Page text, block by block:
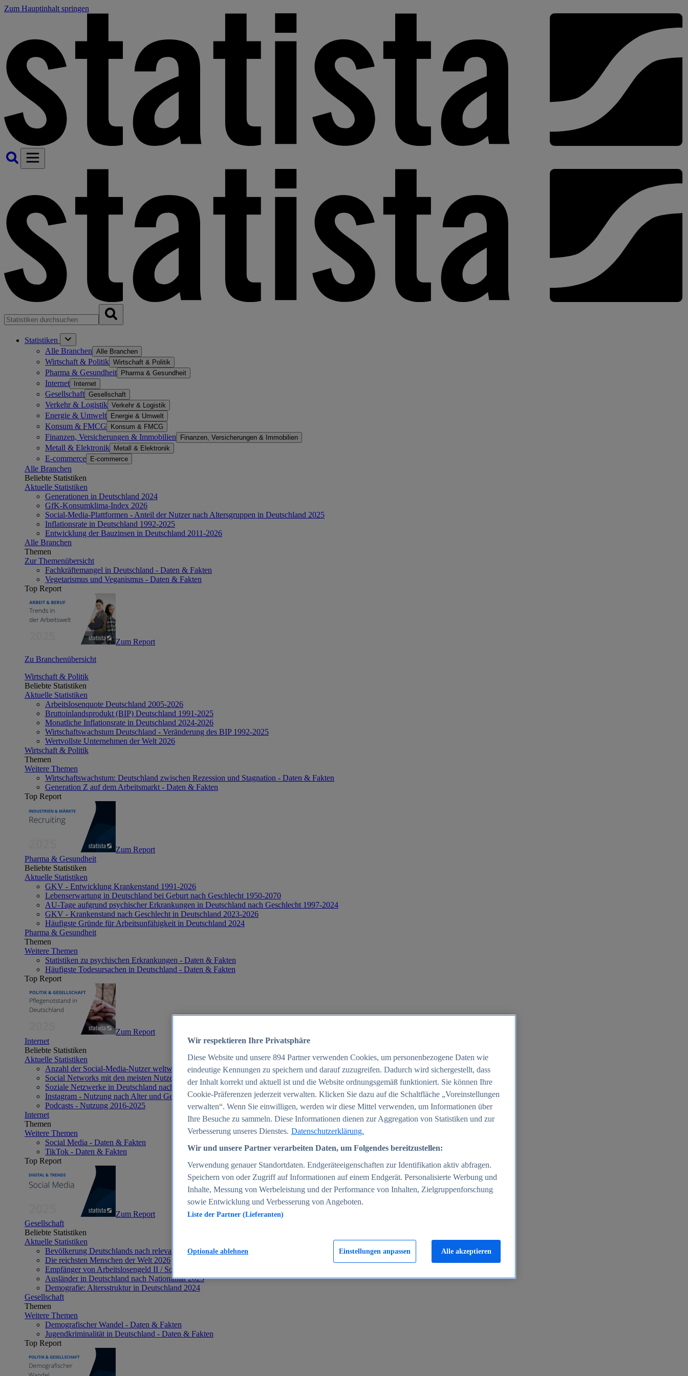
Zum Hauptinhalt springen
Statistiken
Alle Branchen Alle Branchen
Wirtschaft & Politik Wirtschaft & Politik
Pharma & Gesundheit Pharma & Gesundheit
Internet Internet
Gesellschaft Gesellschaft
Verkehr & Logistik Verkehr & Logistik
Energie & Umwelt Energie & Umwelt
Konsum & FMCG Konsum & FMCG
Finanzen, Versicherungen & Immobilien Finanzen, Versicherungen & Immobilien
Metall & Elektronik Metall & Elektronik
E-commerce E-commerce
Alle Branchen
Beliebte Statistiken
Aktuelle Statistiken
Generationen in Deutschland 2024
GfK-Konsumklima-Index 2026
Social-Media-Plattformen - Anteil der Nutzer nach Altersgruppen in Deutschland 2025
Inflationsrate in Deutschland 1992-2025
Entwicklung der Bauzinsen in Deutschland 2011-2026
Alle Branchen
Themen
Zur Themenübersicht
Fachkräftemangel in Deutschland - Daten & Fakten
Vegetarismus und Veganismus - Daten & Fakten
Top Report
Zum Report
Zu Branchenübersicht
Wirtschaft & Politik
Beliebte Statistiken
Aktuelle Statistiken
Arbeitslosenquote Deutschland 2005-2026
Bruttoinlandsprodukt (BIP) Deutschland 1991-2025
Monatliche Inflationsrate in Deutschland 2024-2026
Wirtschaftswachstum Deutschland - Veränderung des BIP 1992-2025
Wertvollste Unternehmen der Welt 2026
Wirtschaft & Politik
Themen
Weitere Themen
Wirtschaftswachstum: Deutschland zwischen Rezession und Stagnation - Daten & Fakten
Generation Z auf dem Arbeitsmarkt - Daten & Fakten
Top Report
Zum Report
Pharma & Gesundheit
Beliebte Statistiken
Aktuelle Statistiken
GKV - Entwicklung Krankenstand 1991-2026
Lebenserwartung in Deutschland bei Geburt nach Geschlecht 1950-2070
AU-Tage aufgrund psychischer Erkrankungen in Deutschland nach Geschlecht 1997-2024
GKV - Krankenstand nach Geschlecht in Deutschland 2023-2026
Häufigste Gründe für Arbeitsunfähigkeit in Deutschland 2024
Pharma & Gesundheit
Themen
Weitere Themen
Statistiken zu psychischen Erkrankungen - Daten & Fakten
Häufigste Todesursachen in Deutschland - Daten & Fakten
Top Report
Zum Report
Internet
Beliebte Statistiken
Aktuelle Statistiken
Anzahl der Social-Media-Nutzer weltweit 2012-2025
Social Networks mit den meisten Nutzern weltweit 2025
Soziale Netzwerke in Deutschland nach Generationen 2025
Instagram - Nutzung nach Alter und Geschlecht in Deutschland 2025
Podcasts - Nutzung 2016-2025
Internet
Themen
Weitere Themen
Social Media - Daten & Fakten
TikTok - Daten & Fakten
Top Report
Zum Report
Gesellschaft
Beliebte Statistiken
Aktuelle Statistiken
Bevölkerung Deutschlands nach relevanten Altersgruppen 2024
Die reichsten Menschen der Welt 2026
Empfänger von Arbeitslosengeld II / Sozialgeld / Bürgergeld in Deutschland 2005-2025
Ausländer in Deutschland nach Nationalität 2025
Demografie: Altersstruktur in Deutschland 2024
Gesellschaft
Themen
Weitere Themen
Demografischer Wandel - Daten & Fakten
Jugendkriminalität in Deutschland - Daten & Fakten
Top Report
Wir respektieren Ihre Privatsphäre
Diese Website und unsere 894 Partner verwenden Cookies, um personenbezogene Daten wie
eindeutige Kennungen zu speichern und darauf zuzugreifen. Dadurch wird sichergestellt, dass
der Inhalt korrekt und aktuell ist und die Website ordnungsgemäß funktioniert. Sie können Ihre
Cookie-Präferenzen jederzeit verwalten. Klicken Sie dazu auf die Schaltfläche „Voreinstellungen
verwalten“. Wenn Sie einwilligen, werden wir diese Mittel verwenden, um Informationen über
Ihre Besuche zu sammeln. Diese Informationen dienen zur Aggregation von Statistiken und zur
Verbesserung unseres Dienstes. Datenschutzerklärung.
Wir und unsere Partner verarbeiten Daten, um Folgendes bereitzustellen:
Verwendung genauer Standortdaten. Endgeräteeigenschaften zur Identifikation aktiv abfragen.
Speichern von oder Zugriff auf Informationen auf einem Endgerät. Personalisierte Werbung und
Inhalte, Messung von Werbeleistung und der Performance von Inhalten, Zielgruppenforschung
sowie Entwicklung und Verbesserung von Angeboten.
Liste der Partner (Lieferanten)
Einstellungen anpassen
Optionale ablehnen Alle akzeptieren